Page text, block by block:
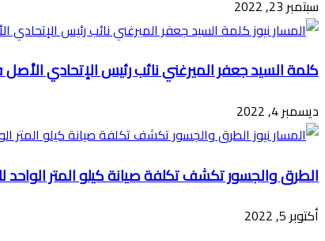
سبتمبر 23, 2022
كلمة السيد جعفر الميرغني نائب رئيس الإتحادي
ديسمبر 4, 2022
الطرق والجسور تكشف تكلفة صيانة كيلو المتر الواحد
أكتوبر 5, 2022